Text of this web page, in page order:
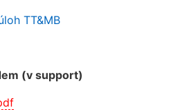
TT&MB
(v support)